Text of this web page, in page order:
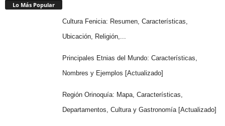
Lo Más Popular
Cultura Fenicia: Resumen, Características,
Ubicación, Religión,...
Principales Etnias del Mundo: Características,
Nombres y Ejemplos [Actualizado]
Región Orinoquía: Mapa, Características,
Departamentos, Cultura y Gastronomía [Actualizado]